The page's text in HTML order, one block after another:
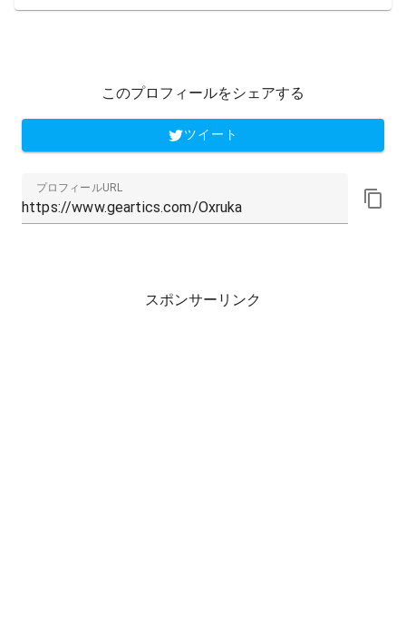
このプロフィールをシェアする
ツイート
プロフィールURL
スポンサーリンク